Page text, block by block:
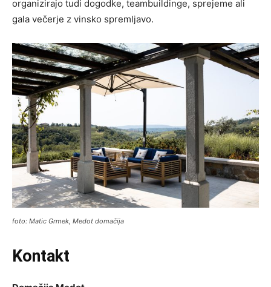
organizirajo tudi dogodke, teambuildinge, sprejeme ali
gala večerje z vinsko spremljavo.
foto: Matic Grmek, Medot domačija
Kontakt